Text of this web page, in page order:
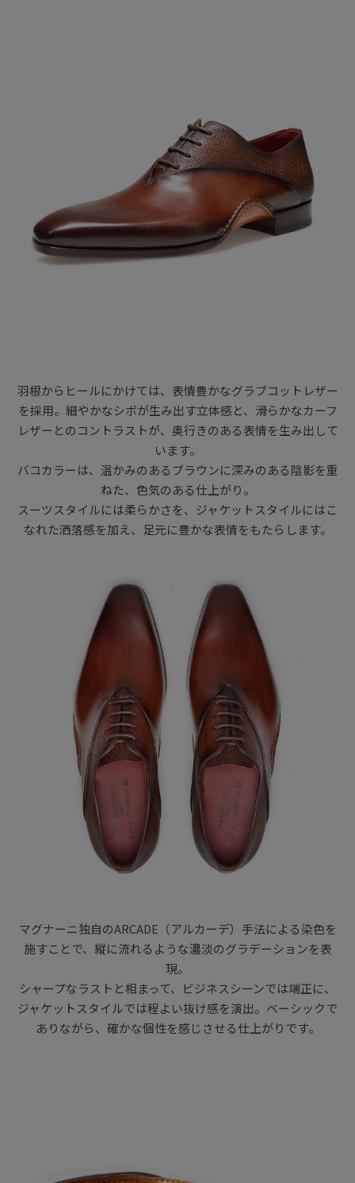
羽根からヒールにかけては、表情豊かなグラブコットレザー
を採用。細やかなシボが生み出す立体感と、滑らかなカーフ
レザーとのコントラストが、奥行きのある表情を生み出して
います。
バコカラーは、温かみのあるブラウンに深みのある陰影を重
ねた、色気のある仕上がり。
スーツスタイルには柔らかさを、ジャケットスタイルにはこ
なれた洒落感を加え、足元に豊かな表情をもたらします。
マグナーニ独自のARCADE（アルカーデ）手法による染色を
施すことで、縦に流れるような濃淡のグラデーションを表
現。
シャープなラストと相まって、ビジネスシーンでは端正に、
ジャケットスタイルでは程よい抜け感を演出。ベーシックで
ありながら、確かな個性を感じさせる仕上がりです。